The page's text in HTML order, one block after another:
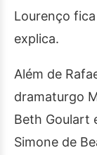
Lourenço
explica.
Além de
dramaturgo
Beth Goulart
Simone de